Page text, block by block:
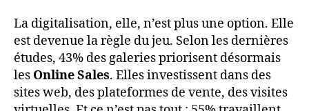
La digitalisation, elle, n’est plus une option. Elle
est devenue la règle du jeu. Selon les dernières
études, 43% des galeries priorisent désormais
les Online Sales. Elles investissent dans des
sites web, des plateformes de vente, des visites